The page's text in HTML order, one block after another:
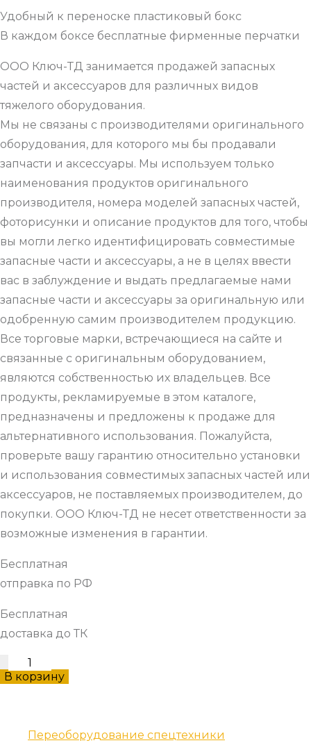
Удобный к переноске пластиковый бокс
В каждом боксе бесплатные фирменные перчатки
ООО Ключ-ТД занимается продажей запасных
частей и аксессуаров для различных видов
тяжелого оборудования.
Мы не связаны с производителями оригинального
оборудования, для которого мы бы продавали
запчасти и аксессуары. Мы используем только
наименования продуктов оригинального
производителя, номера моделей запасных частей,
фоторисунки и описание продуктов для того, чтобы
вы могли легко идентифицировать совместимые
запасные части и аксессуары, а не в целях ввести
вас в заблуждение и выдать предлагаемые нами
запасные части и аксессуары за оригинальную или
одобренную самим производителем продукцию.
Все торговые марки, встречающиеся на сайте и
связанные с оригинальным оборудованием,
являются собственностью их владельцев. Все
продукты, рекламируемые в этом каталоге,
предназначены и предложены к продаже для
альтернативного использования. Пожалуйста,
проверьте вашу гарантию относительно установки
и использования совместимых запасных частей или
аксессуаров, не поставляемых производителем, до
покупки. ООО Ключ-ТД не несет ответственности за
возможные изменения в гарантии.
Бесплатная
отправка по РФ
Бесплатная
доставка до ТК
RM1501
резец
В корзину
Переоборудование спецтехники